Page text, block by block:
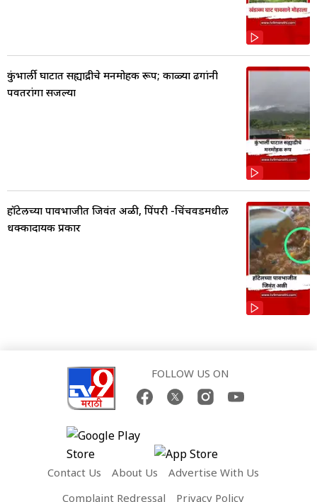
कुंभार्ली घाटात सह्याद्रीचे मनमोहक रूप; काळ्या ढगांनी
पर्वतरांगा सजल्या
हॉटेलच्या पावभाजीत जिवंत अळी, पिंपरी -चिंचवडमधील
धक्कादायक प्रकार
FOLLOW US ON
Contact Us About Us
Advertise With Us
Complaint Redressal
Privacy Policy